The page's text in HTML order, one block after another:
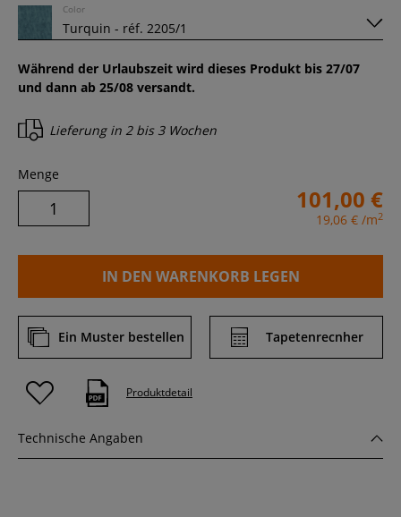
Color
Während der Urlaubszeit wird dieses Produkt bis 27/07
und dann ab 25/08 versandt.
Lieferung in 2 bis 3 Wochen
Menge
101,00 €
19,06 € /m2
IN DEN WARENKORB LEGEN
Ein Muster bestellen Tapetenrecnher
Produktdetail
Technische Angaben